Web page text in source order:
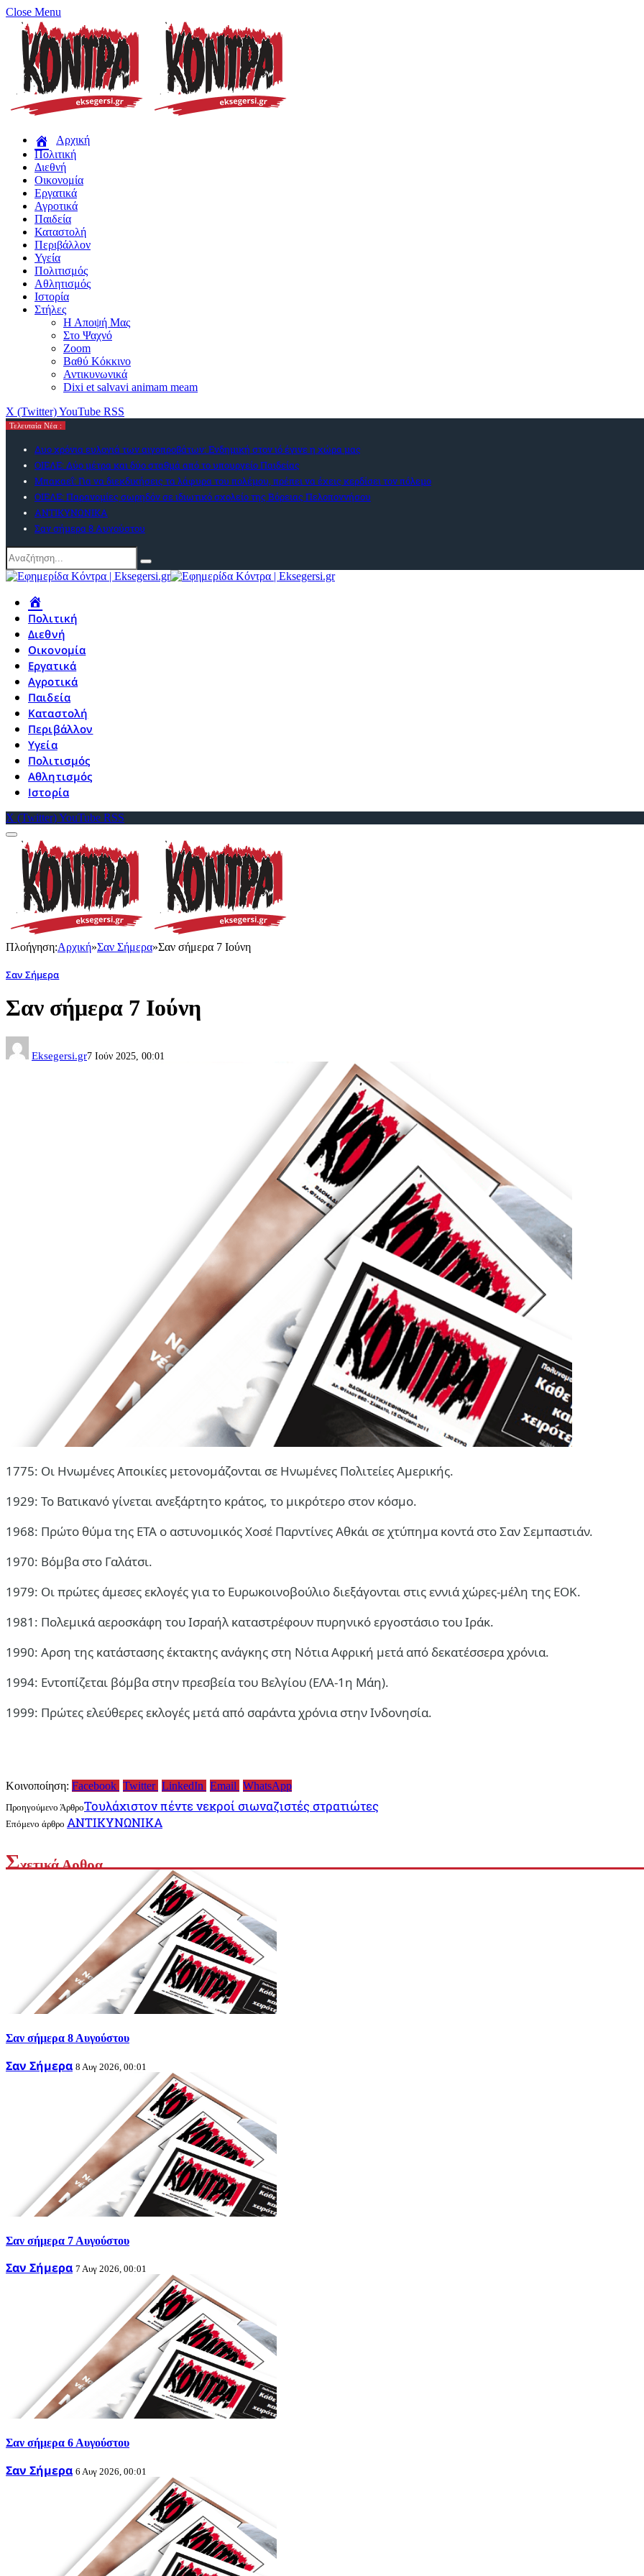
Close Menu
Αρχική
Πολιτική
Διεθνή
Οικονομία
Εργατικά
Αγροτικά
Παιδεία
Καταστολή
Περιβάλλον
Υγεία
Πολιτισμός
Αθλητισμός
Ιστορία
Στήλες
Η Αποψή Μας
Στο Ψαχνό
Zoom
Βαθύ Κόκκινο
Αντικυνωνικά
Dixi et salvavi animam meam
X (Twitter)YouTube RSS
Τελευταία Νέα :
Δυο χρόνια ευλογιά των αιγοπροβάτων: Ενδημική στον ιό έγινε η χώρα μας
ΟΙΕΛΕ: Δύο μέτρα και δύο σταθμά από το υπουργείο Παιδείας
Μπακαεΐ: Για να διεκδικήσεις τα λάφυρα του πολέμου, πρέπει να έχεις κερδίσει τον πόλεμο
ΟΙΕΛΕ: Παρανομίες σωρηδόν σε ιδιωτικό σχολείο της Βόρειας Πελοποννήσου
ΑΝΤΙΚΥΝΩΝΙΚΑ
Σαν σήμερα 8 Αυγούστου
Πολιτική
Διεθνή
Οικονομία
Εργατικά
Αγροτικά
Παιδεία
Καταστολή
Περιβάλλον
Υγεία
Πολιτισμός
Αθλητισμός
Ιστορία
X (Twitter)YouTube RSS
Πλοήγηση:Αρχική»Σαν Σήμερα»Σαν σήμερα 7 Ιούνη
Σαν Σήμερα
Σαν σήμερα 7 Ιούνη
Eksegersi.gr7 Ιούν 2025, 00:01
1775: Οι Ηνωμένες Αποικίες μετονομάζονται σε Ηνωμένες Πολιτείες Αμερικής.
1929: Το Βατικανό γίνεται ανεξάρτητο κράτος, το μικρότερο στον κόσμο.
1968: Πρώτο θύμα της ΕΤΑ ο αστυνομικός Χοσέ Παρντίνες Αθκάι σε χτύπημα κοντά στο Σαν Σεμπαστιάν.
1970: Βόμβα στο Γαλάτσι.
1979: Οι πρώτες άμεσες εκλογές για το Ευρωκοινοβούλιο διεξάγονται στις εννιά χώρες-μέλη της ΕΟΚ.
1981: Πολεμικά αεροσκάφη του Ισραήλ καταστρέφουν πυρηνικό εργοστάσιο του Ιράκ.
1990: Αρση της κατάστασης έκτακτης ανάγκης στη Νότια Αφρική μετά από δεκατέσσερα χρόνια.
1994: Εντοπίζεται βόμβα στην πρεσβεία του Βελγίου (ΕΛΑ-1η Μάη).
1999: Πρώτες ελεύθερες εκλογές μετά από σαράντα χρόνια στην Ινδονησία.
Κοινοποίηση: Facebook Twitter LinkedIn Email WhatsApp
Προηγούμενο ΆρθροΤουλάχιστον πέντε νεκροί σιωναζιστές στρατιώτες
Επόμενο άρθρο ΑΝΤΙΚΥΝΩΝΙΚΑ
Σχετικά Αρθρα
Σαν σήμερα 8 Αυγούστου
Σαν Σήμερα 8 Αυγ 2026, 00:01
Σαν σήμερα 7 Αυγούστου
Σαν Σήμερα 7 Αυγ 2026, 00:01
Σαν σήμερα 6 Αυγούστου
Σαν Σήμερα 6 Αυγ 2026, 00:01